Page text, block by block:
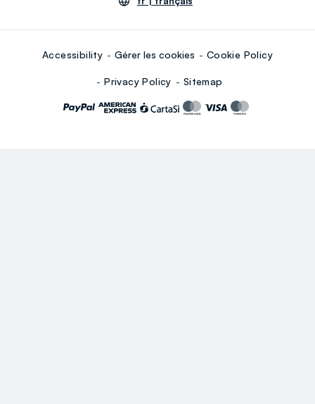
Accessibility Gérer les cookies Cookie Policy
Privacy Policy Sitemap